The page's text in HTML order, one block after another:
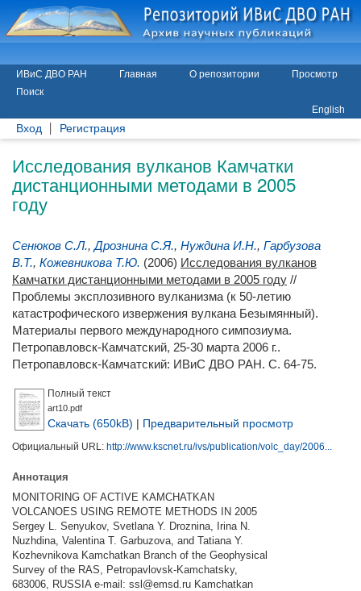
ИВиС ДВО РАН Главная О репозитории
Просмотр
Поиск
English
Вход Регистрация
Исследования вулканов Камчатки
дистанционными методами в 2005
году
Сенюков С.Л.,Дрознина С.Я., Нуждина И.Н., Гарбузова
В.Т., Кожевникова Т.Ю. (2006) Исследования вулканов
Камчатки дистанционными методами в 2005 году //
Проблемы эксплозивного вулканизма (к 50-летию
катастрофического извержения вулкана Безымянный).
Материалы первого международного симпозиума.
Петропавловск-Камчатский, 25-30 марта 2006 г..
Петропавловск-Камчатский: ИВиС ДВО РАН. С. 64-75.
Полный текст
art10.pdf
Скачать (650kB) | Предварительный просмотр
Официальный URL: http://www.kscnet.ru/ivs/publication/volc_day/2006...
Аннотация
MONITORING OF ACTIVE KAMCHATKAN
VOLCANOES USING REMOTE METHODS IN 2005
Sergey L. Senyukov, Svetlana Y. Droznina, Irina N.
Nuzhdina, Valentina T. Garbuzova, and Tatiana Y.
Kozhevnikova Kamchatkan Branch of the Geophysical
Survey of the RAS, Petropavlovsk-Kamchatsky,
683006, RUSSIA e-mail: ssl@emsd.ru Kamchatkan